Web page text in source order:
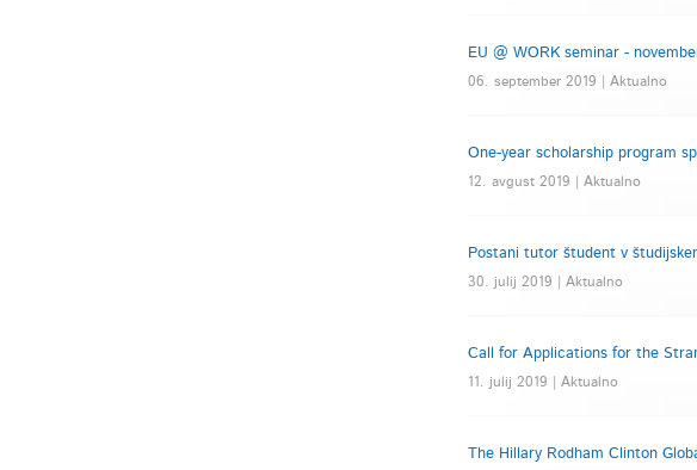
EU @ WORK seminar -
06. september 2019 | Aktualno
One-year scholarship program
12. avgust 2019 | Aktualno
Postani tutor študent v
30. julij 2019 | Aktualno
Call for Applications for the
11. julij 2019 | Aktualno
The Hillary Rodham Clinton